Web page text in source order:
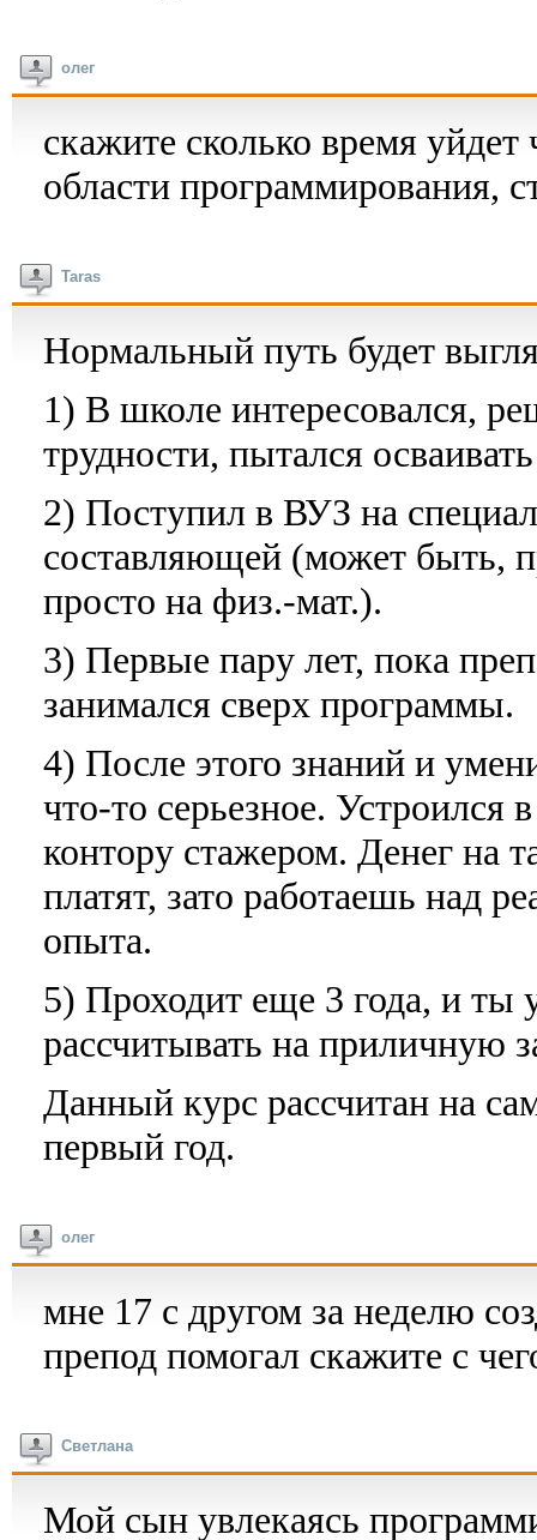
олег
скажите сколько время
области программирования,
Taras
Нормальный путь будет
1) В школе интересовался,
трудности, пытался
2) Поступил в ВУЗ на
составляющей (может быть,
просто на физ.-мат.).
3) Первые пару лет, пока
занимался сверх программы.
4) После этого знаний и
что-то серьезное.
контору стажером. Денег на
платят, зато работаешь над
опыта.
5) Проходит еще 3 года, и
рассчитывать на приличную
Данный курс рассчитан на
первый год.
олег
мне 17 с другом за неделю
препод помогал скажите с
Светлана
Мой сын увлекаясь